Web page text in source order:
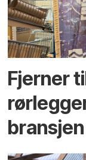
Fjerner